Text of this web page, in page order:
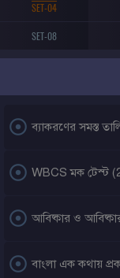
SET-04
SET-08
 ব্যাকরণের সমস্ত
 WBCS মক টেস্ট
 আবিষ্কার ও
 বাংলা এক কথায়